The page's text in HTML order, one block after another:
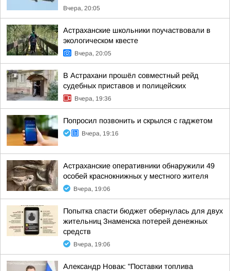
Вчера, 20:05
Астраханские школьники поучаствовали в
экологическом квесте
Вчера, 20:05
В Астрахани прошёл совместный рейд
судебных приставов и полицейских
Вчера, 19:36
Попросил позвонить и скрылся с гаджетом
Вчера, 19:16
Астраханские оперативники обнаружили 49
особей краснокнижных у местного жителя
Вчера, 19:06
Попытка спасти бюджет обернулась для двух
жительниц Знаменска потерей денежных
средств
Вчера, 19:06
Александр Новак: "Поставки топлива